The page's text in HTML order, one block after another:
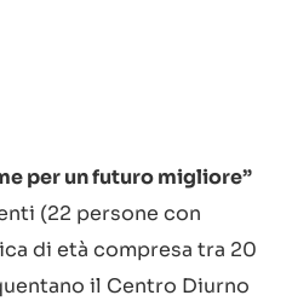
per un futuro migliore”
(22 persone con
di età compresa tra 20
il Centro Diurno